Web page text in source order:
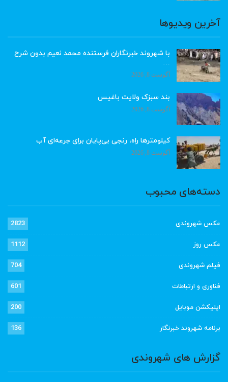
آخرین ویدیوها
با شهروند خبرنگاران فرستنده محمد نعیم بدون شرح
…
آگوست 8, 2026
بند سبزک ولایت باغیس
آگوست 8, 2026
کیلومترها راه، رنجی بی‌پایان برای جرعه‌ای آب
آگوست 8, 2026
دسته‌های محبوب
عکس شهروندی 2823
عکس روز 1112
فیلم شهروندی 704
فناوری و ارتباطات 601
اپلیکشن موبایل 200
برنامه شهروند خبرنگار 136
گزارش های شهروندی